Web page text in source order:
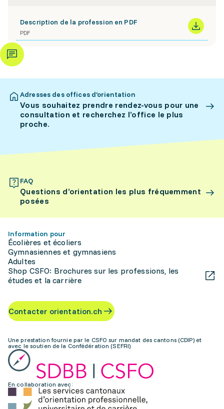
Description de la profession en PDF
PDF
Adresses des offices d’orientation
Vous souhaitez prendre rendez-vous pour une
consultation et recherchez l’office le plus
proche.
FAQ
Questions d’orientation les plus fréquemment
posées
Information pour
Écolières et écoliers
Gymnasiennes et gymnasiens
Adultes
Shop CSFO: Brochures sur les professions, les
études et la carrière
Contacter orientation.ch
Une prestation fournie par le CSFO sur mandat des cantons (CDIP) et
avec le soutien de la Confédération (SEFRI)
En collaboration avec: